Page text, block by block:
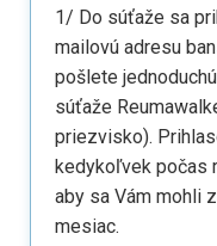
1/ Do súťaže sa
mailovú adresu
pošlete
súťaže
priezvisko).
kedykoľvek počas
aby sa Vám mohli
mesiac.